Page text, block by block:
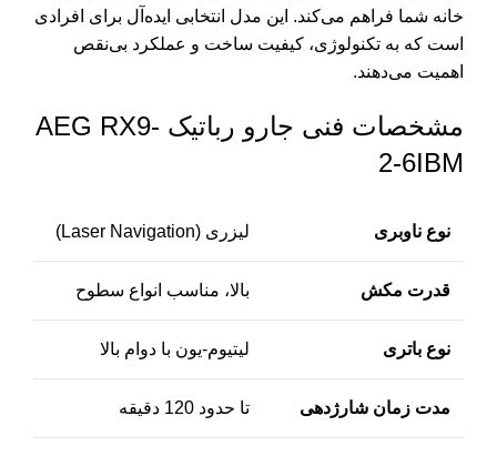
خانه شما فراهم می‌کند. این مدل انتخابی ایده‌آل برای افرادی
است که به تکنولوژی، کیفیت ساخت و عملکرد بی‌نقص
اهمیت می‌دهند.
مشخصات فنی جارو رباتیک AEG RX9-
2-6IBM
نوع ناوبری لیزری (Laser Navigation)
قدرت مکش بالا، مناسب انواع سطوح
نوع باتری لیتیوم-یون با دوام بالا
مدت زمان شارژدهی تا حدود 120 دقیقه